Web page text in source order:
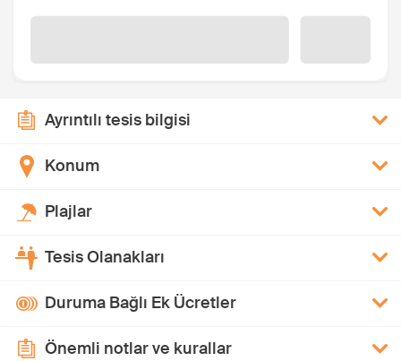
Ayrıntılı tesis bilgisi
Konum
Plajlar
Tesis Olanakları
Duruma Bağlı Ek Ücretler
Önemli notlar ve kurallar